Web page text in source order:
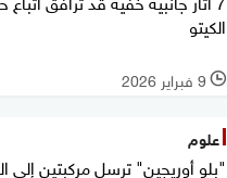
الكيتو
l 9 فبراير 2026
علوم
"بلو أوريجين" ترسل مركبتين إلى